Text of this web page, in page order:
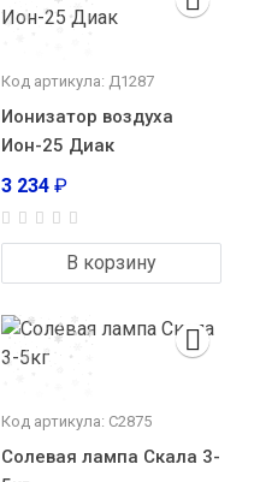
Код артикула: Д1287
Ионизатор воздуха
Ион-25 Диак
3 234 ₽
В корзину
Код артикула: С2875
Солевая лампа Скала 3-